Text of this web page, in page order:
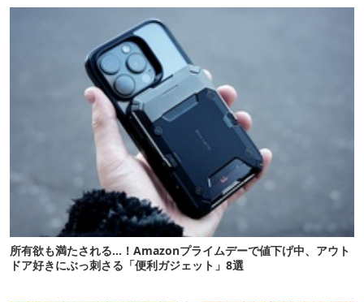
所有欲も満たされる…！Amazonプライムデーで値下げ中、アウト
ドア好きにぶっ刺さる「便利ガジェット」8選